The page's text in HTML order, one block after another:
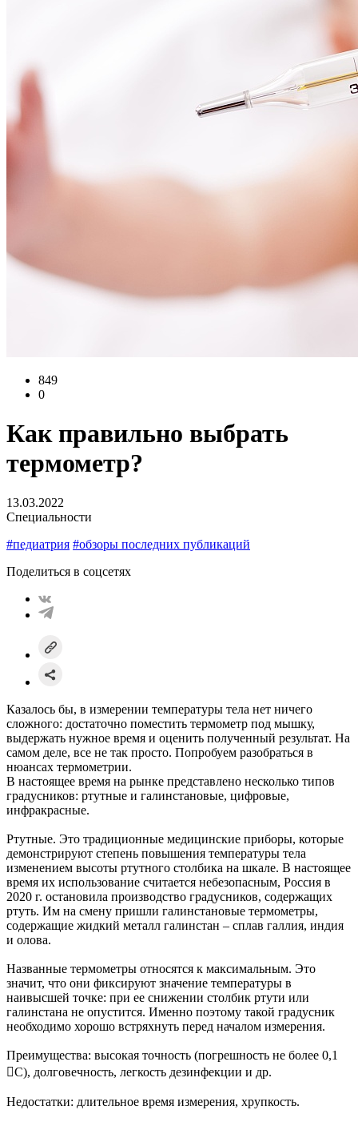
849
0
Как правильно выбрать
термометр?
13.03.2022
Специальности
#педиатрия #обзоры последних публикаций
Поделиться в соцсетях
Казалось бы, в измерении температуры тела нет ничего
сложного: достаточно поместить термометр под мышку,
выдержать нужное время и оценить полученный результат. На
самом деле, все не так просто. Попробуем разобраться в
нюансах термометрии.
В настоящее время на рынке представлено несколько типов
градусников: ртутные и галинстановые, цифровые,
инфракрасные.
Ртутные. Это традиционные медицинские приборы, которые
демонстрируют степень повышения температуры тела
изменением высоты ртутного столбика на шкале. В настоящее
время их использование считается небезопасным, Россия в
2020 г. остановила производство градусников, содержащих
ртуть. Им на смену пришли галинстановые термометры,
содержащие жидкий металл галинстан – сплав галлия, индия
и олова.
Названные термометры относятся к максимальным. Это
значит, что они фиксируют значение температуры в
наивысшей точке: при ее снижении столбик ртути или
галинстана не опустится. Именно поэтому такой градусник
необходимо хорошо встряхнуть перед началом измерения.
Преимущества: высокая точность (погрешность не более 0,1
С), долговечность, легкость дезинфекции и др.
Недостатки: длительное время измерения, хрупкость.